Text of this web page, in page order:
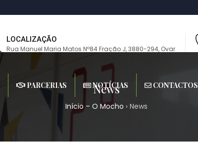
LOCALIZAÇÃO
Rua Manuel Maria Matos Nº84 Fração J, 3880-294, Ovar
PARCERIAS NOTÍCIAS CONTACTOS
News
Início – O Mocho › News